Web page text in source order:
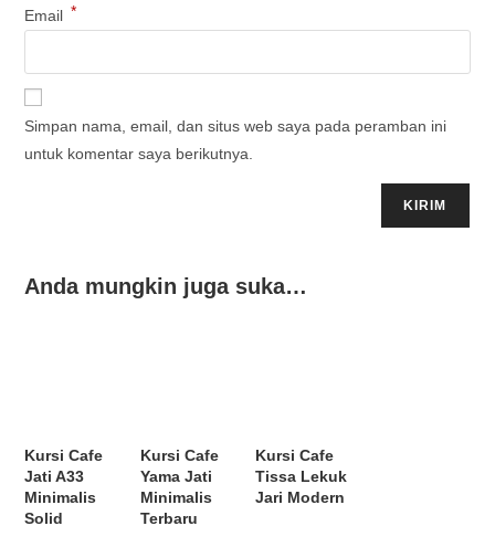
Email *
Simpan nama, email, dan situs web saya pada peramban ini
untuk komentar saya berikutnya.
Anda mungkin juga suka…
Kursi Cafe
Jati A33
Minimalis
Solid
Kursi Cafe
Yama Jati
Minimalis
Terbaru
Kursi Cafe
Tissa Lekuk
Jari Modern